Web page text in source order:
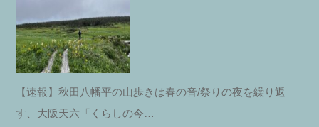
【速報】秋田八幡平の山歩きは春の音/祭りの夜を繰り返
す、大阪天六「くらしの今…